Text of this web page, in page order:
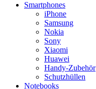
Smartphones
iPhone
Samsung
Nokia
Sony
Xiaomi
Huawei
Handy-Zubehör
Schutzhüllen
Notebooks